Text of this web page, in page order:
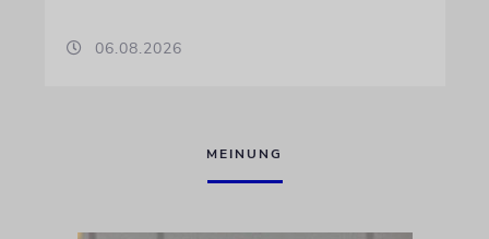
06.08.2026
MEINUNG